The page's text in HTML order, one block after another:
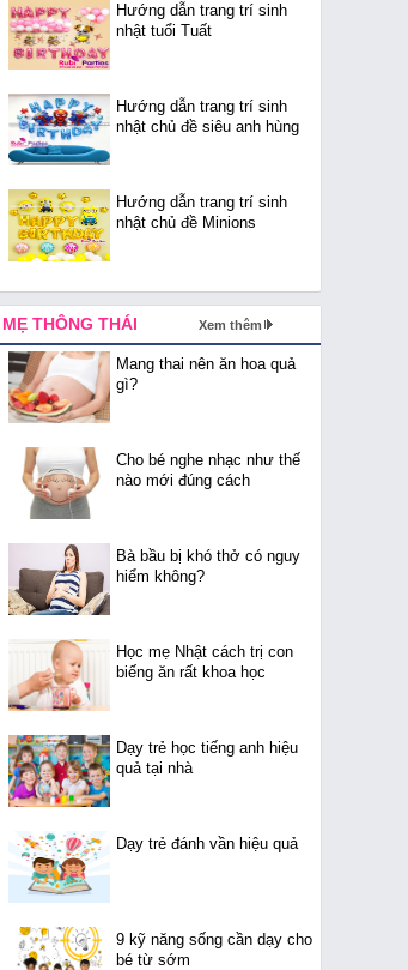
Giáng Sinh Tại Tàm Xá
Giáng Sinh Tại Nguyễn
Khê
Hướng dẫn trang trí sinh
nhật tuổi Tuất
Hướng dẫn trang trí sinh
nhật chủ đề siêu anh hùng
Hướng dẫn trang trí sinh
nhật chủ đề Minions
MẸ THÔNG THÁI Xem thêm
Mang thai nên ăn hoa quả
gì?
Cho bé nghe nhạc như thế
nào mới đúng cách
Bà bầu bị khó thở có nguy
hiểm không?
Học mẹ Nhật cách trị con
biếng ăn rất khoa học
Dạy trẻ học tiếng anh hiệu
quả tại nhà
Dạy trẻ đánh vần hiệu quả
9 kỹ năng sống cần dạy cho
bé từ sớm